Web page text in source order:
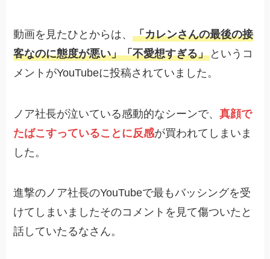
動画を見たひとからは、「カレンさんの最後の接
客なのに態度が悪い」「不愛想すぎる」 というコ
メントがYouTubeに投稿されていました。
ノア社長が泣いている感動的なシーンで、真顔で
たばこすっていることに反感が買われてしまいま
した。
進撃のノア社長のYouTubeで最もバッシングを受
けてしまいましたそのコメントを見て傷ついたと
話していたるなさん。